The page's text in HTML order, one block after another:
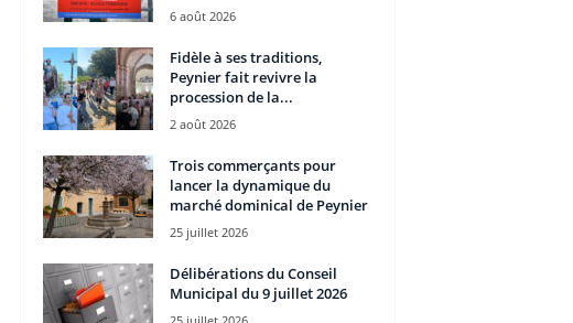
6 août 2026
Fidèle à ses traditions,
Peynier fait revivre la
procession de la...
2 août 2026
Trois commerçants pour
lancer la dynamique du
marché dominical de Peynier
25 juillet 2026
Délibérations du Conseil
Municipal du 9 juillet 2026